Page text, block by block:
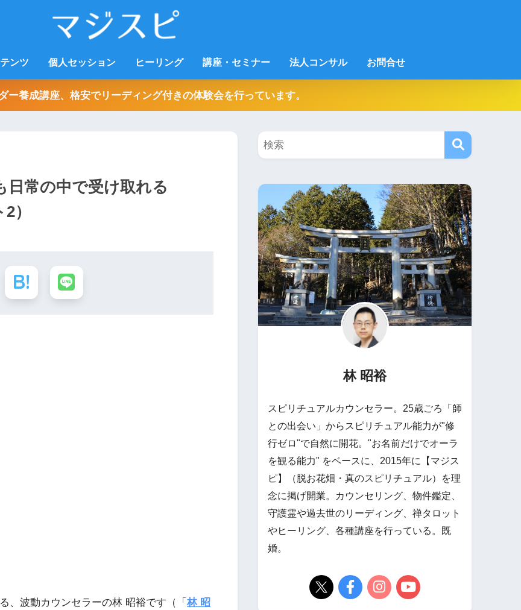
ンツ 個人セッション ヒーリング 講座・セミナー 法人コンサル お問合せ
ー養成講座、格安でリーディング付きの体験会を行っています。
日常の中で受け取れる
）
、波動カウンセラーの林 昭裕です（「 林 昭
林 昭裕
スピリチュアルカウンセラー。25歳ごろ「師
との出会い」からスピリチュアル能力が"修
行ゼロ"で自然に開花。"お名前だけでオーラ
を観る能力" をベースに、2015年に【マジス
ピ】（脱お花畑・真のスピリチュアル）を理
念に掲げ開業。カウンセリング、物件鑑定、
守護霊や過去世のリーディング、禅タロット
やヒーリング、各種講座を行っている。既
婚。